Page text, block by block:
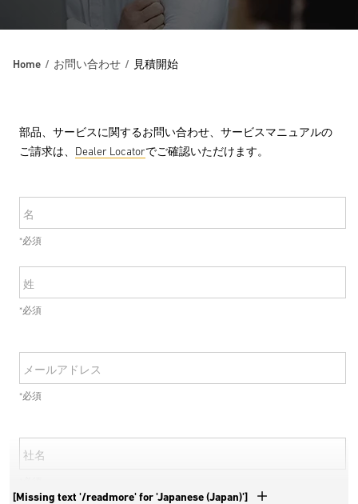
Home お問い合わせ 見積開始
部品、サービスに関するお問い合わせ、サービスマニュアルの
ご請求は、 Dealer Locatorでご確認いただけます。
名
*必須
姓
*必須
メールアドレス
*必須
社名
[Missing text '/readmore' for 'Japanese (Japan)']